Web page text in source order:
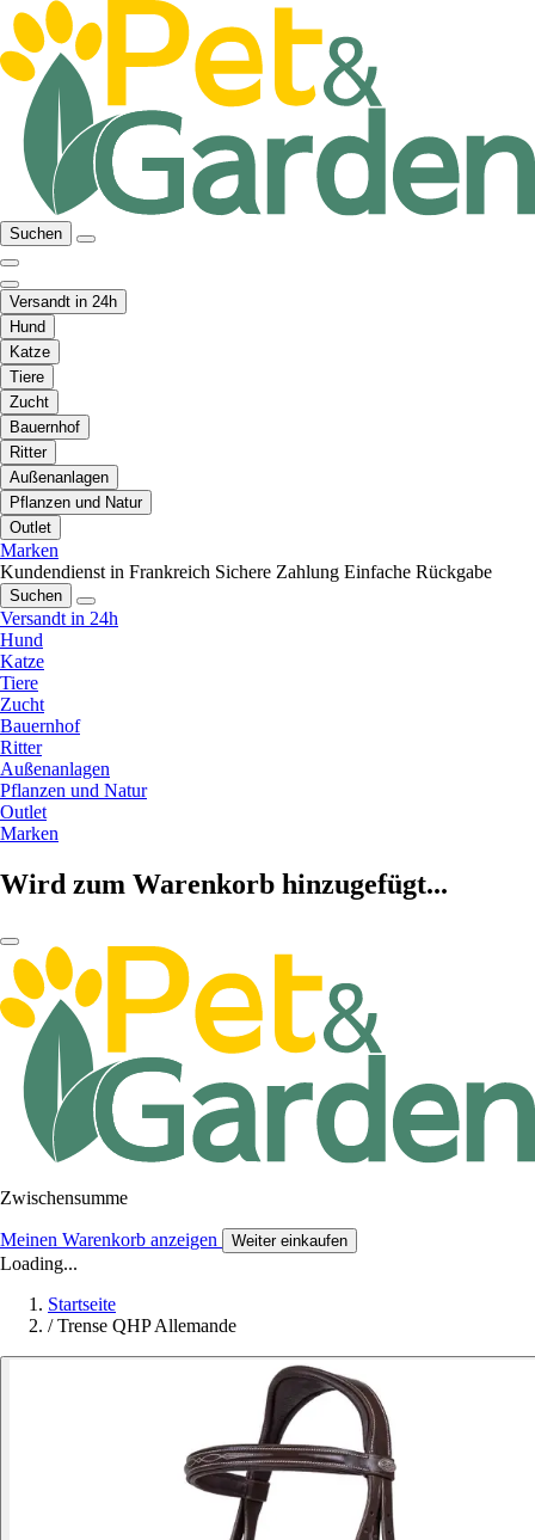
Suchen
Versandt in 24h
Hund
Katze
Tiere
Zucht
Bauernhof
Ritter
Außenanlagen
Pflanzen und Natur
Outlet
Marken
Kundendienst in Frankreich Sichere Zahlung Einfache Rückgabe
Suchen
Versandt in 24h
Hund
Katze
Tiere
Zucht
Bauernhof
Ritter
Außenanlagen
Pflanzen und Natur
Outlet
Marken
Wird zum Warenkorb hinzugefügt...
Zwischensumme
Meinen Warenkorb anzeigen Weiter einkaufen
Loading...
Startseite
/ Trense QHP Allemande